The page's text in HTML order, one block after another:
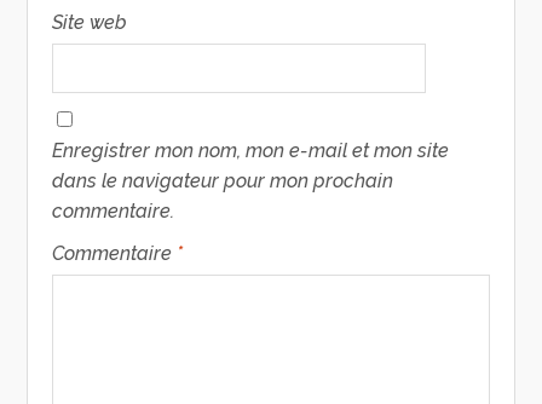
Site web
Enregistrer mon nom, mon e-mail et mon site
dans le navigateur pour mon prochain
commentaire.
Commentaire *